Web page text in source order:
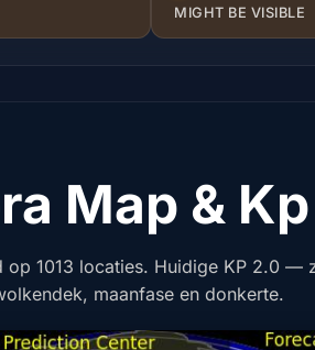
MIGHT BE VISIBLE
Map &
op 1013 locaties. Huidige KP 2.0 —
maanfase en donkerte.